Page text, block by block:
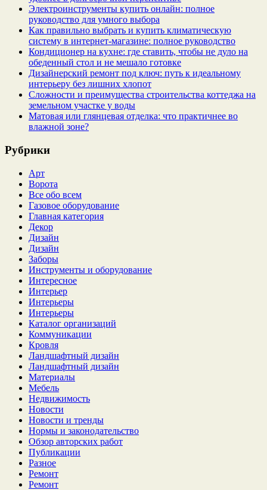
Электроинструменты купить онлайн: полное
руководство для умного выбора
Как правильно выбрать и купить климатическую
систему в интернет‑магазине: полное руководство
Кондиционер на кухне: где ставить, чтобы не дуло на
обеденный стол и не мешало готовке
Дизайнерский ремонт под ключ: путь к идеальному
интерьеру без лишних хлопот
Сложности и преимущества строительства коттеджа на
земельном участке у воды
Матовая или глянцевая отделка: что практичнее во
влажной зоне?
Рубрики
Арт
Ворота
Все обо всем
Газовое оборудование
Главная категория
Декор
Дизайн
Дизайн
Заборы
Инструменты и оборудование
Интересное
Интерьер
Интерьеры
Интерьеры
Каталог организаций
Коммуникации
Кровля
Ландшафтный дизайн
Ландшафтный дизайн
Материалы
Мебель
Недвижимость
Новости
Новости и тренды
Нормы и законодательство
Обзор авторских работ
Публикации
Разное
Ремонт
Ремонт